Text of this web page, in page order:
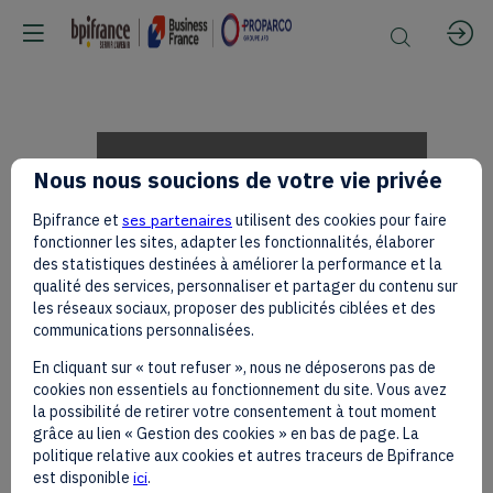
Adeline
LESCANNE
on
the
Nous nous soucions de votre vie privée
Bpifrance et ses partenaires utilisent des cookies pour faire
fonctionner les sites, adapter les fonctionnalités, élaborer
des statistiques destinées à améliorer la performance et la
qualité des services, personnaliser et partager du contenu sur
les réseaux sociaux, proposer des publicités ciblées et des
communications personnalisées.
En cliquant sur « tout refuser », nous ne déposerons pas de
cookies non essentiels au fonctionnement du site. Vous avez
la possibilité de retirer votre consentement à tout moment
grâce au lien « Gestion des cookies » en bas de page. La
politique relative aux cookies et autres traceurs de Bpifrance
est disponible ici.